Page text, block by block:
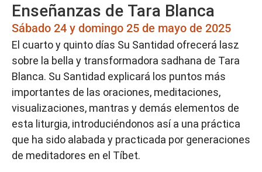
Enseñanzas de Tara Blanca
Sábado 24 y domingo 25 de mayo de 2025
El cuarto y quinto días Su Santidad ofrecerá lasz
sobre la bella y transformadora sadhana de Tara
Blanca. Su Santidad explicará los puntos más
importantes de las oraciones, meditaciones,
visualizaciones, mantras y demás elementos de
esta liturgia, introduciéndonos así a una práctica
que ha sido alabada y practicada por generaciones
de meditadores en el Tíbet.